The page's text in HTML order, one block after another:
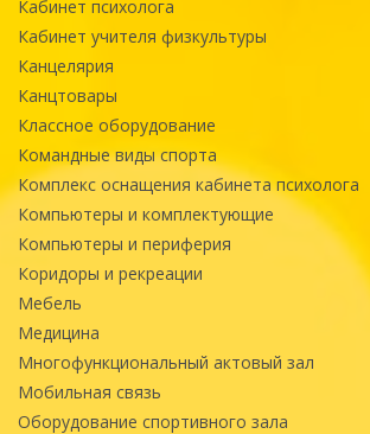
Кабинет психолога
Кабинет учителя физкультуры
Канцелярия
Канцтовары
Классное оборудование
Командные виды спорта
Комплекс оснащения кабинета психолога
Компьютеры и комплектующие
Компьютеры и периферия
Коридоры и рекреации
Мебель
Медицина
Многофункциональный актовый зал
Мобильная связь
Оборудование спортивного зала